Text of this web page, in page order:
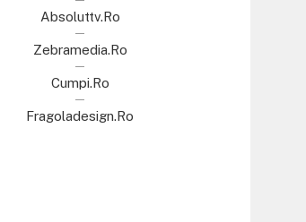
Absoluttv.ro
Zebramedia.ro
Cumpi.ro
Fragoladesign.ro